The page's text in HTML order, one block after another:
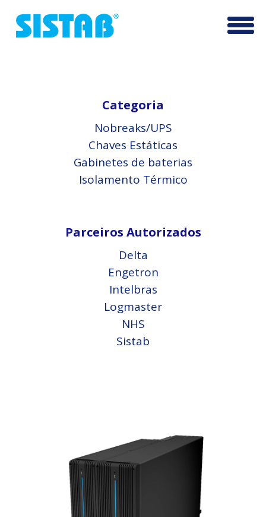
Pular
para
o
Categoria
Nobreaks/UPS
Chaves Estáticas
Gabinetes de baterias
Isolamento Térmico
Parceiros Autorizados
Delta
Engetron
Intelbras
Logmaster
NHS
Sistab